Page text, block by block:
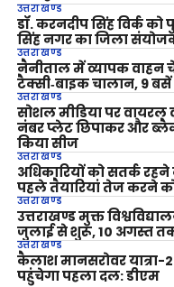
उत्तराखण्ड
डॉ. करनदीप सिंह विर्क को
सिंह नगर का जिला
उत्तराखण्ड
नैनीताल में व्यापक वाहन
टैक्सी‑बाइक चालान, 9
उत्तराखण्ड
सोशल मीडिया पर वायरल
नंबर प्लेट छिपाकर और
किया सीज
उत्तराखण्ड
अधिकारियों को सतर्क
पहले तैयारियां तेज करने
उत्तराखण्ड
उत्तराखण्ड मुक्त
जुलाई से शुरू, 10 अगस्त
उत्तराखण्ड
कैलाश मानसरोवर यात्रा-
पहुंचेगा पहला दल: डीएम